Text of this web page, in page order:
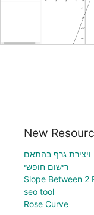
New
ויצירת גרף בהתאם
רישום חופשי
Slope Between 2
seo tool
Rose Curve